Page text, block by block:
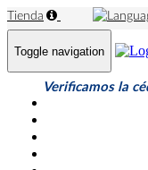
Tienda
Toggle navigation
Verificamos la